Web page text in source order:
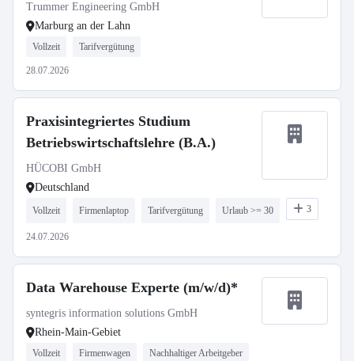
Trummer Engineering GmbH
Marburg an der Lahn
Vollzeit Tarifvergütung
28.07.2026
Praxisintegriertes Studium
Betriebswirtschaftslehre (B.A.)
HÜCOBI GmbH
Deutschland
Vollzeit Firmenlaptop Tarifvergütung Urlaub >= 30 3
24.07.2026
Data Warehouse Experte (m/w/d)*
syntegris information solutions GmbH
Rhein-Main-Gebiet
Vollzeit Firmenwagen Nachhaltiger Arbeitgeber